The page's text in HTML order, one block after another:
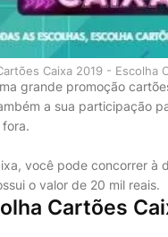
Caixa 2019 - Escolha
grande promoção
a sua participação
você pode concorrer à
o valor de 20 mil reais.
Cartões